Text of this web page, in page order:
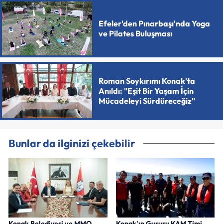
Efeler'den Pınarbaşı'nda Yoga
ve Pilates Buluşması
Roman Soykırımı Konak'ta
Anıldı: "Eşit Bir Yaşam İçin
Mücadeleyi Sürdüreceğiz"
Bunlar da ilginizi çekebilir